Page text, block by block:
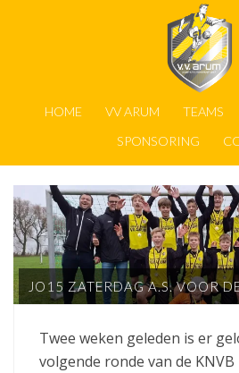
HOME VV ARUM TEAMS
SPONSORING
JO15 ZATERDAG A.S. VOOR
Twee weken geleden is er
volgende ronde van de KNVB